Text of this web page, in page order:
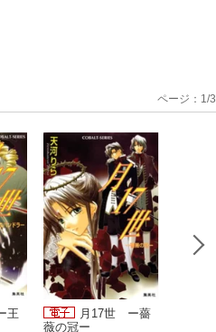
王
月17世 ー薔
薇の冠ー
ページ： 1/3